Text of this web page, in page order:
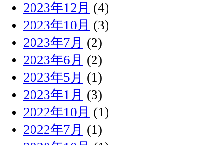
2023年12月 (4)
2023年10月 (3)
2023年7月 (2)
2023年6月 (2)
2023年5月 (1)
2023年1月 (3)
2022年10月 (1)
2022年7月 (1)